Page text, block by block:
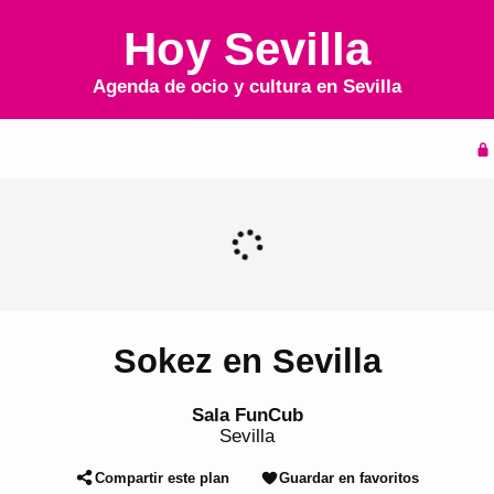
Hoy Sevilla
Agenda de ocio y cultura en Sevilla
Sokez en Sevilla
Sala FunCub
Sevilla
Compartir este plan Guardar en favoritos